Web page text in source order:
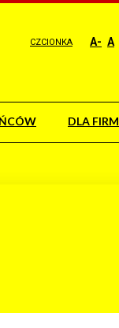
CZCIONKA A- A
DLA FIRM